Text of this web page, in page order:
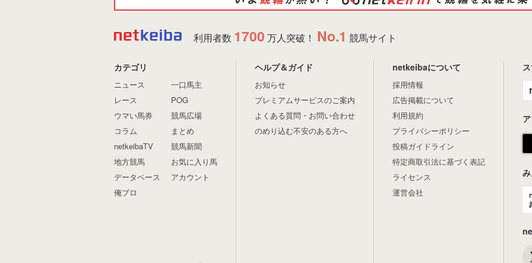
利用者数 1700 万人突破！ No.1 競馬サイト
カテゴリ
ニュース
レース
ウマい馬券
コラム
netkeibaTV
地方競馬
データベース
俺プロ
一口馬主
POG
競馬広場
まとめ
競馬新聞
お気に入り馬
アカウント
ヘルプ＆ガイド
お知らせ
プレミアムサービスのご案内
よくある質問・お問い合わせ
のめり込む不安のある方へ
netkeibaについて
採用情報
広告掲載について
利用規約
プライバシーポリシー
投稿ガイドライン
特定商取引法に基づく表記
ライセンス
運営会社